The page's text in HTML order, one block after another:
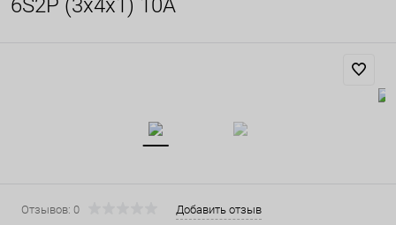
6S2P (3x4x1) 10A
Отзывов: 0 Добавить отзыв